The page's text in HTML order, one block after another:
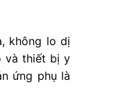
không lo dị
và thiết bị y
ứng phụ là